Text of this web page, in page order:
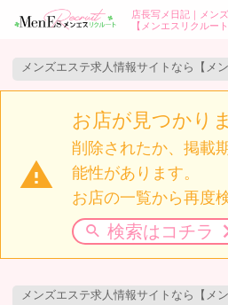
店長写メ日記｜メン
【メンエスリクルート
お店が見つかり
削除されたか、掲載
能性があります。
お店の一覧から再度
 検索はコチラ